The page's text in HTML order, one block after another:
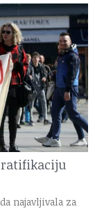
ratifikaciju
najavljivala za